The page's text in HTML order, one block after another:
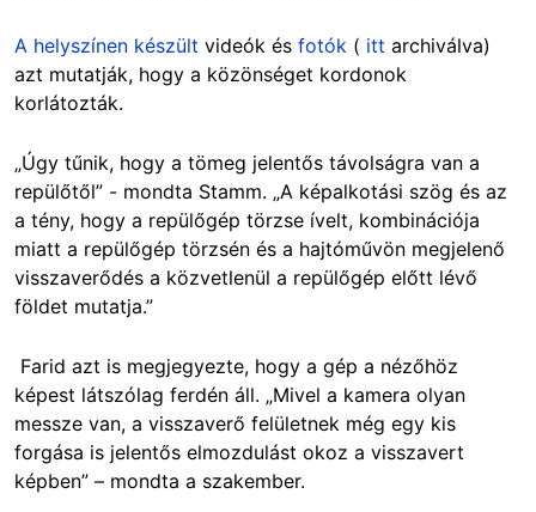
A helyszínen készült videók és fotók ( itt archiválva)
azt mutatják, hogy a közönséget kordonok
korlátozták.
„Úgy tűnik, hogy a tömeg jelentős távolságra van a
repülőtől” - mondta Stamm. „A képalkotási szög és az
a tény, hogy a repülőgép törzse ívelt, kombinációja
miatt a repülőgép törzsén és a hajtóművön megjelenő
visszaverődés a közvetlenül a repülőgép előtt lévő
földet mutatja.”
Farid azt is megjegyezte, hogy a gép a nézőhöz
képest látszólag ferdén áll. „Mivel a kamera olyan
messze van, a visszaverő felületnek még egy kis
forgása is jelentős elmozdulást okoz a visszavert
képben” – mondta a szakember.